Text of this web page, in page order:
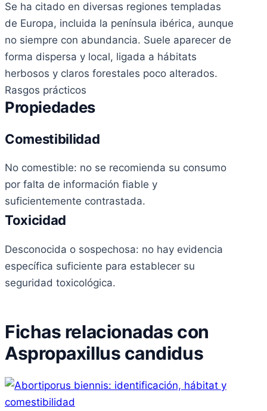
Se ha citado en diversas regiones templadas
de Europa, incluida la península ibérica, aunque
no siempre con abundancia. Suele aparecer de
forma dispersa y local, ligada a hábitats
herbosos y claros forestales poco alterados.
Rasgos prácticos
Propiedades
Comestibilidad
No comestible: no se recomienda su consumo
por falta de información fiable y
suficientemente contrastada.
Toxicidad
Desconocida o sospechosa: no hay evidencia
específica suficiente para establecer su
seguridad toxicológica.
Fichas relacionadas con
Aspropaxillus candidus